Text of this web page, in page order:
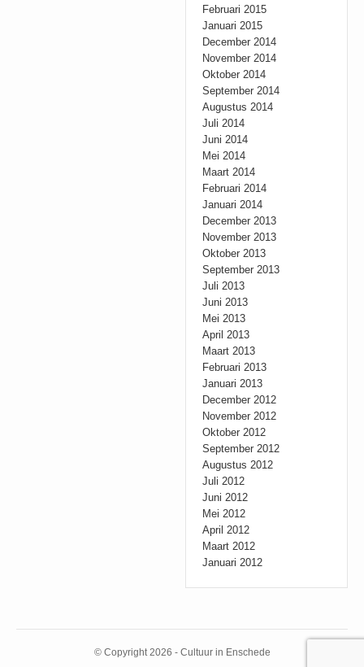
Februari 2015
Januari 2015
December 2014
November 2014
Oktober 2014
September 2014
Augustus 2014
Juli 2014
Juni 2014
Mei 2014
Maart 2014
Februari 2014
Januari 2014
December 2013
November 2013
Oktober 2013
September 2013
Juli 2013
Juni 2013
Mei 2013
April 2013
Maart 2013
Februari 2013
Januari 2013
December 2012
November 2012
Oktober 2012
September 2012
Augustus 2012
Juli 2012
Juni 2012
Mei 2012
April 2012
Maart 2012
Januari 2012
© Copyright 2026 - Cultuur in Enschede